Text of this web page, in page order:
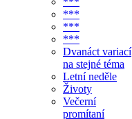
***
***
***
Dvanáct variací
na stejné téma
Letní neděle
Životy
Večerní
promítaní